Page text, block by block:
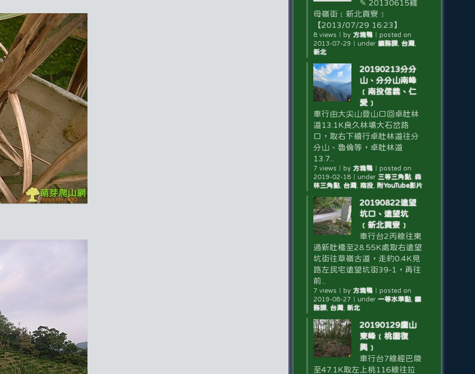
✎ 20130615雞
母嶺街﹝新北貢寮﹞
【2013/07/29 16:23】
8 views by 方塊鴨｜ posted on
2013-07-29
under 鑛務課, 台灣,
新北
20190213分分
山、分分山南峰
﹝南投信義、仁
愛﹞
車行由大尖山登山口回卓社林
道13.1K良久林場大石岔路
口，取右下續行卓社林道往分
分山、魯倫等，卓社林道
13.7...
7 views by 方塊鴨｜ posted on
2019-02-18｜ under 三等三角點, 森
林三角點, 台灣, 南投, 附YouTube影片
20190822遠望
坑口、遠望坑
﹝新北貢寮﹞
車行台2丙線往東
過新社橋至28.55K處取右遠望
坑街往草嶺古道，走約0.4K見
路左民宅遠望坑街39-1，再往
前...
7 views by 方塊鴨｜ posted on
2019-08-27
under 一等水準點, 鑛
務課, 台灣, 新北
20190129鷹山
東峰﹝桃園復
興﹞
車行台7線經巴陵
至47.1K取左上桃116線往拉